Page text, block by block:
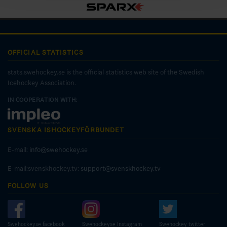
OFFICIAL STATISTICS
stats.swehockey.se is the official statistics web site of the Swedish
Icehockey Association.
IN COOPERATION WITH:
SVENSKA ISHOCKEYFÖRBUNDET
E-mail: info@swehockey.se
E-mail:svenskhockey.tv: support@svenskhockey.tv
FOLLOW US
Swehockeyse facebook Swehockeyse Instagram Swehockey twitter